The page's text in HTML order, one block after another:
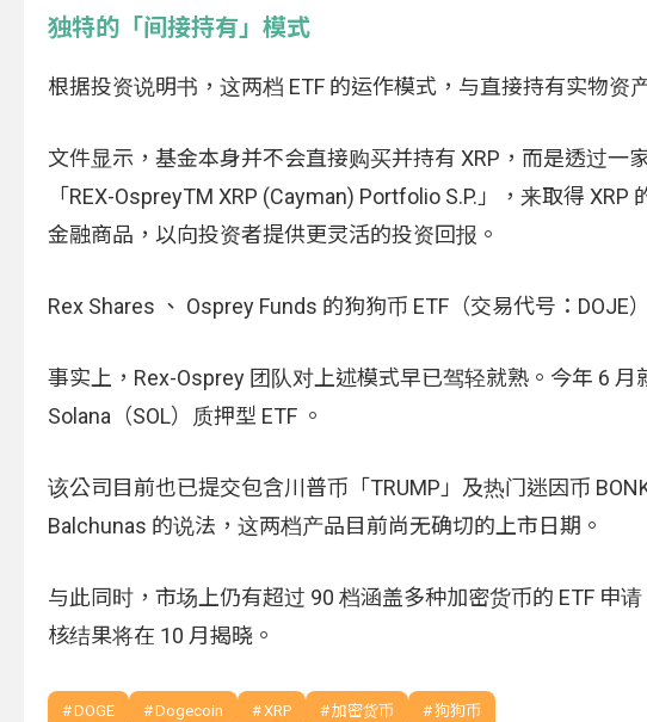
独特的「间接持有」模式
根据投资说明书，这两档 ETF 的运作模式，与直接持有实物资
文件显示，基金本身并不会直接购买并持有 XRP，而是透过一
「REX-OspreyTM XRP (Cayman) Portfolio S.P.」，来取得
金融商品，以向投资者提供更灵活的投资回报。
Rex Shares 、 Osprey Funds 的狗狗币 ETF（交易代号：DOJE
事实上，Rex-Osprey 团队对上述模式早已驾轻就熟。今年 6
Solana（SOL）质押型 ETF 。
该公司目前也已提交包含川普币「TRUMP」及热门迷因币
Balchunas 的说法，这两档产品目前尚无确切的上市日期。
与此同时，市场上仍有超过 90 档涵盖多种加密货币的 ETF 申
核结果将在 10 月揭晓。
DOGE Dogecoin XRP 加密货币 狗狗币